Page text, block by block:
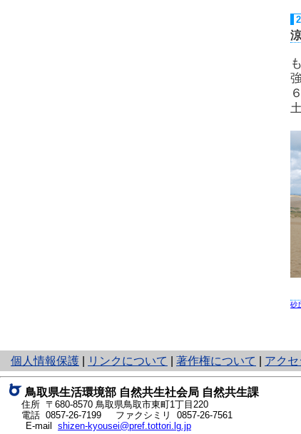
砂
個人情報保護
と
り
ネ
ッ
ト
へ
リンクについて 著作権について アク
鳥取県生活環境部 自然共生社会局 自然共生課
住所 〒680-8570 鳥取県鳥取市東町1丁目220
電話 0857-26-7199
ファクシミリ 0857-26-7561
E-mail shizen-kyousei@pref.tottori.lg.jp